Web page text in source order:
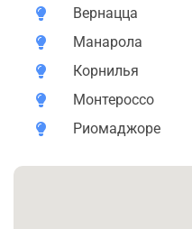
симпатичные домики-
крошечной Корнилья,
Везде, кроме
практически без
Вернацца
Манарола
Корнилья
Монтероссо
Риомаджоре